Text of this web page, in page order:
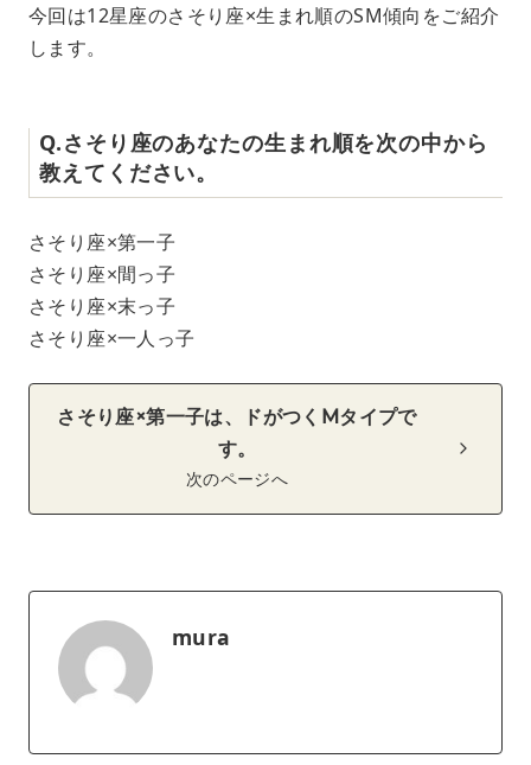
今回は12星座のさそり座×生まれ順のSM傾向をご紹介
します。
Q.さそり座のあなたの生まれ順を次の中から
教えてください。
さそり座×第一子
さそり座×間っ子
さそり座×末っ子
さそり座×一人っ子
さそり座×第一子は、ドがつくMタイプで
す。
次のページへ
mura